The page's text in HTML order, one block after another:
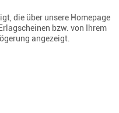
die über unsere Homepage
bzw. von Ihrem
angezeigt.